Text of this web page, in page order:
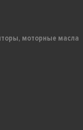
моторные масла